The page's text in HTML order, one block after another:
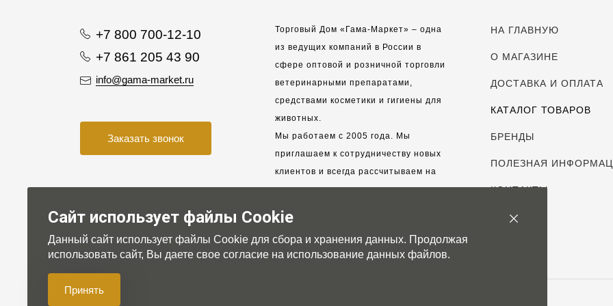
+7 800 700-12-10
+7 861 205 43 90
info@gama-market.ru
Заказать звонок
Торговый Дом «Гама-Маркет» – одна
из ведущих компаний в России в
сфере оптовой и розничной торговли
ветеринарными препаратами,
средствами косметики и гигиены для
животных.
Мы работаем с 2005 года. Мы
приглашаем к сотрудничеству новых
клиентов и всегда рассчитываем на
взаимовыгодные, долгосрочные
Для нас дорог каждый клиент!
НА ГЛАВНУЮ
О МАГАЗИНЕ
ДОСТАВКА И ОПЛАТА
КАТАЛОГ ТОВАРОВ
БРЕНДЫ
ПОЛЕЗНАЯ
КОНТАКТЫ
Сайт использует файлы Cookie
Данный сайт использует файлы Cookie для сбора и хранения данных. Продолжая
использовать сайт, Вы даете свое согласие на использование данных файлов.
Принять